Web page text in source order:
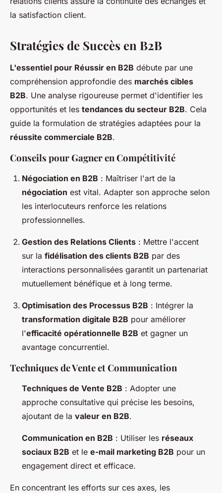
la satisfaction client.
Stratégies de Succès en B2B
L'essentiel pour Réussir en B2B débute par une
compréhension approfondie des marchés cibles
B2B. Une analyse rigoureuse permet d'identifier les
opportunités et les tendances du secteur B2B. Cela
guide la formulation de stratégies adaptées pour la
réussite commerciale B2B.
Conseils pour Gagner en Compétitivité
Négociation en B2B : Maîtriser l'art de la
négociation est vital. Adapter son approche selon
les interlocuteurs renforce les relations
professionnelles.
Gestion des Relations Clients : Mettre l'accent
sur la fidélisation des clients B2B par des
interactions personnalisées garantit un partenariat
mutuellement bénéfique et à long terme.
Optimisation des Processus B2B : Intégrer la
transformation digitale B2B pour améliorer
l'efficacité opérationnelle B2B et gagner un
avantage concurrentiel.
Techniques de Vente et Communication
Techniques de Vente B2B : Adopter une
approche consultative qui précise les besoins,
ajoutant de la valeur en B2B.
Communication en B2B : Utiliser les réseaux
sociaux B2B et le e-mail marketing B2B pour un
engagement direct et efficace.
En concentrant les efforts sur ces axes, les